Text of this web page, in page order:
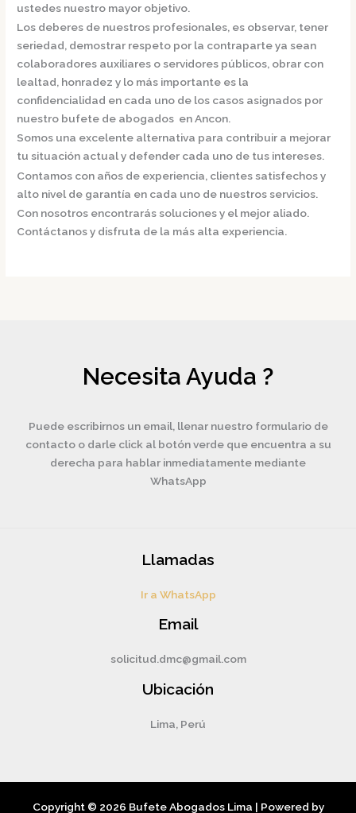
ustedes nuestro mayor objetivo.
Los deberes de nuestros profesionales, es observar, tener
seriedad, demostrar respeto por la contraparte ya sean
colaboradores auxiliares o servidores públicos, obrar con
lealtad, honradez y lo más importante es la
confidencialidad en cada uno de los casos asignados por
nuestro bufete de abogados en Ancon.
Somos una excelente alternativa para contribuir a mejorar
tu situación actual y defender cada uno de tus intereses.
Contamos con años de experiencia, clientes satisfechos y
alto nivel de garantía en cada uno de nuestros servicios.
Con nosotros encontrarás soluciones y el mejor aliado.
Contáctanos y disfruta de la más alta experiencia.
Necesita Ayuda ?
Puede escribirnos un email, llenar nuestro formulario de
contacto o darle click al botón verde que encuentra a su
derecha para hablar inmediatamente mediante
WhatsApp
Llamadas
Ir a WhatsApp
Email
solicitud.dmc@gmail.com
Ubicación
Lima, Perú
Copyright © 2026 Bufete Abogados Lima | Powered by